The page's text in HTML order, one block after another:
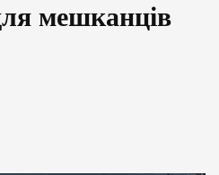
мешканців